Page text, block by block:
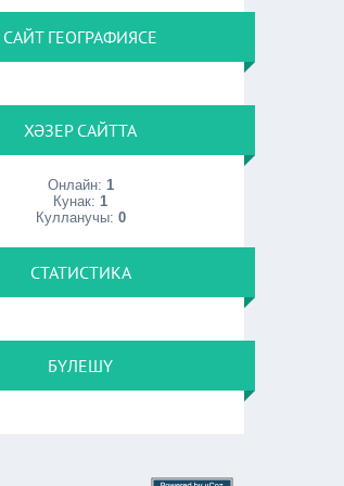
САЙТ ГЕОГРАФИЯСЕ
ХӘЗЕР САЙТТА
Онлайн: 1
Кунак:1
Кулланучы: 0
СТАТИСТИКА
БҮЛЕШҮ